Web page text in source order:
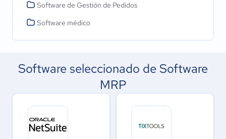
Software de Gestión de Pedidos
Software médico
Software seleccionado de Software
MRP